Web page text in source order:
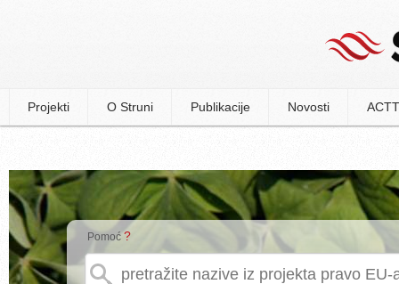
Projekti O Struni Publikacije Novosti
Pomoć ?